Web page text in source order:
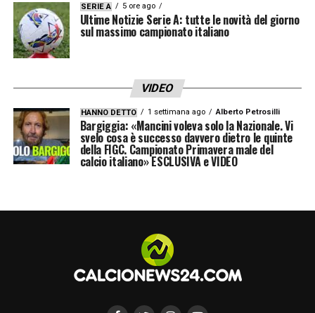
SERIE A 5 ore ago
Ultime Notizie Serie A: tutte le novità del giorno
sul massimo campionato italiano
VIDEO
HANNO DETTO 1 settimana ago Alberto Petrosilli
Bargiggia: «Mancini voleva solo la Nazionale. Vi
svelo cosa è successo davvero dietro le quinte
della FIGC. Campionato Primavera male del
calcio italiano» ESCLUSIVA e VIDEO